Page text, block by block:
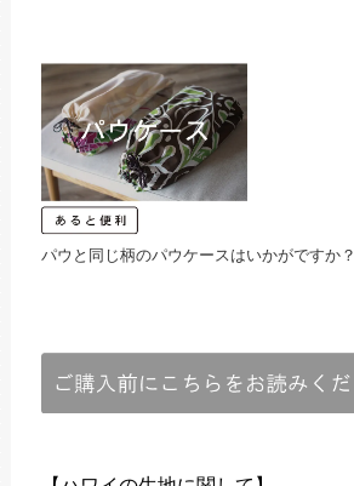
パウと同じ柄のパウケースはいかがですか？